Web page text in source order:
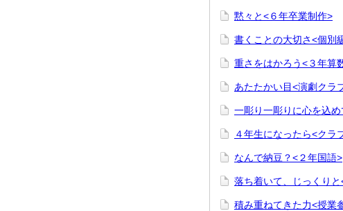
黙々と<６年卒業制作>
書くことの大切さ<個別
重さをはかろう<３年算
あたたかい目<演劇クラ
一彫り一彫りに心を込
４年生になったら<クラ
なんで納豆？<２年国語>
落ち着いて、じっくり
積み重ねてきた力<授業